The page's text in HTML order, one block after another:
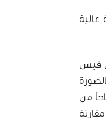
عالية
فيس
من